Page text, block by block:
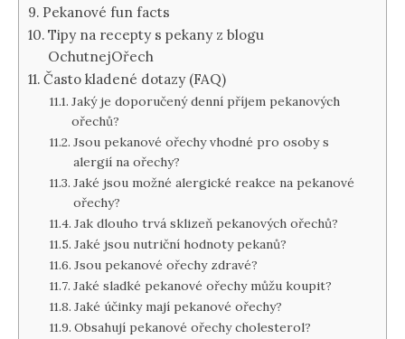
Pekanové fun facts
Tipy na recepty s pekany z blogu
OchutnejOřech
Často kladené dotazy (FAQ)
Jaký je doporučený denní příjem pekanových
ořechů?
Jsou pekanové ořechy vhodné pro osoby s
alergií na ořechy?
Jaké jsou možné alergické reakce na pekanové
ořechy?
Jak dlouho trvá sklizeň pekanových ořechů?
Jaké jsou nutriční hodnoty pekanů?
Jsou pekanové ořechy zdravé?
Jaké sladké pekanové ořechy můžu koupit?
Jaké účinky mají pekanové ořechy?
Obsahují pekanové ořechy cholesterol?